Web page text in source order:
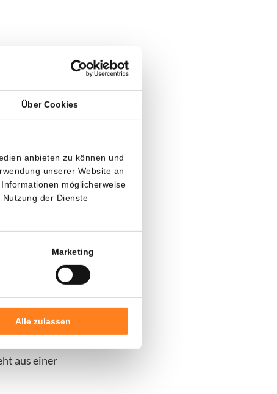
Über Cookies
anbieten zu können und
unserer Website an
möglicherweise
der Dienste
Marketing
Alle zulassen
und ein
den
zwei mit
Straße.
aus einer